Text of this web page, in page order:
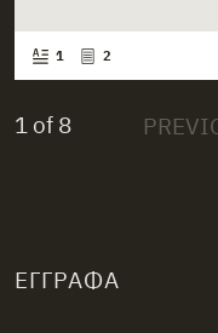
1 2
1 of 8
ΈΓΓΡΑΦΑ